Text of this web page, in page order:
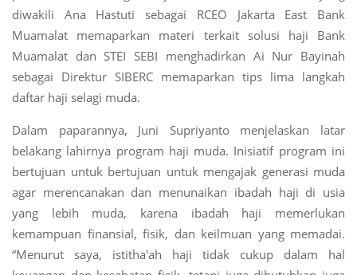
diwakili Ana Hastuti sebagai RCEO Jakarta East Bank
Muamalat memaparkan materi terkait solusi haji Bank
Muamalat dan STEI SEBI menghadirkan Ai Nur Bayinah
sebagai Direktur SIBERC memaparkan tips lima langkah
daftar haji selagi muda.
Dalam paparannya, Juni Supriyanto menjelaskan latar
belakang lahirnya program haji muda. Inisiatif program ini
bertujuan untuk bertujuan untuk mengajak generasi muda
agar merencanakan dan menunaikan ibadah haji di usia
yang lebih muda, karena ibadah haji memerlukan
kemampuan finansial, fisik, dan keilmuan yang memadai.
“Menurut saya, istitha'ah haji tidak cukup dalam hal